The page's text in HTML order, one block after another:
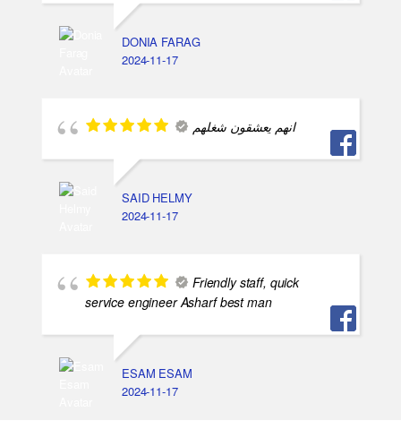
DONIA FARAG
2024-11-17
انهم يعشقون شغلهم
SAID HELMY
2024-11-17
Friendly staff, quick
service engineer Asharf best man
ESAM ESAM
2024-11-17